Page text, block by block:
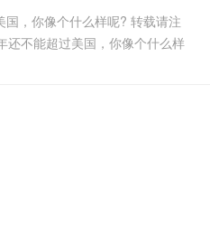
，你像个什么样呢? 转载请注
还不能超过美国，你像个什么样